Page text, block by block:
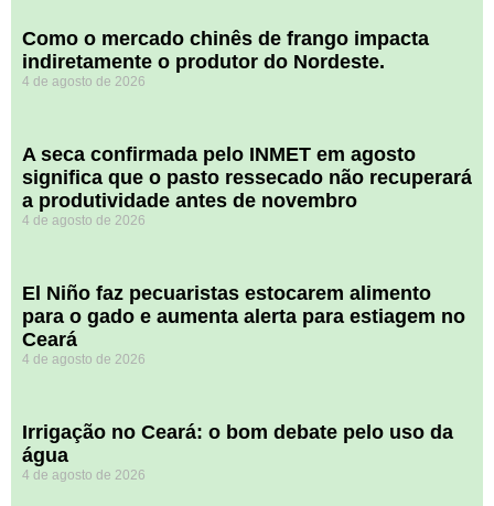
​Como o mercado chinês de frango impacta
indiretamente o produtor do Nordeste.
4 de agosto de 2026
A seca confirmada pelo INMET em agosto
significa que o pasto ressecado não recuperará
a produtividade antes de novembro
4 de agosto de 2026
El Niño faz pecuaristas estocarem alimento
para o gado e aumenta alerta para estiagem no
Ceará
4 de agosto de 2026
Irrigação no Ceará: o bom debate pelo uso da
água
4 de agosto de 2026